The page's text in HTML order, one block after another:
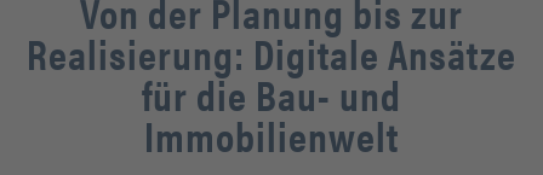
Von der Planung bis zur
Realisierung: Digitale Ansätze
für die Bau- und
Immobilienwelt